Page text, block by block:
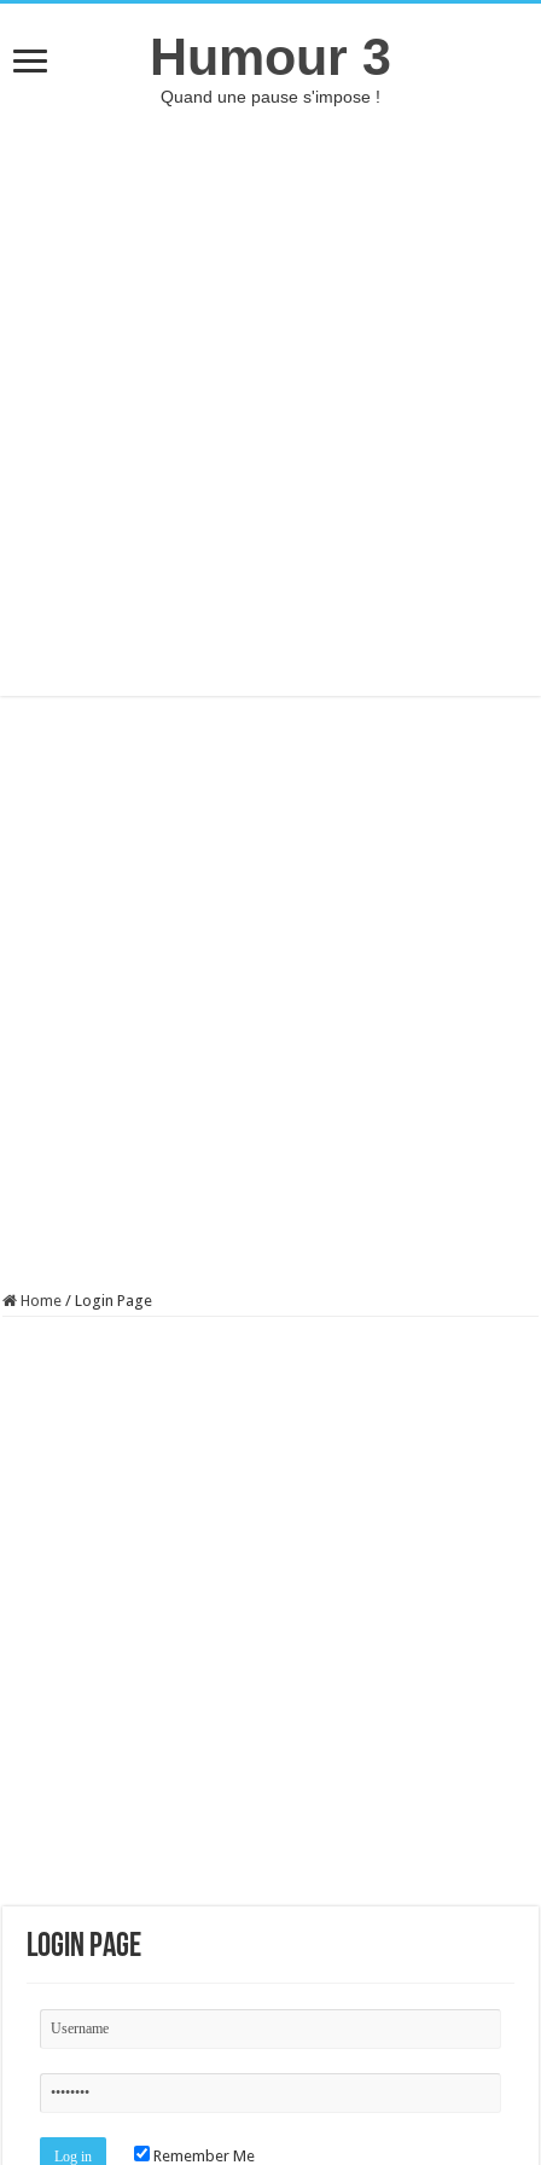
Humour 3
Quand une pause s'impose !
Home / Login Page
Login Page
Remember Me